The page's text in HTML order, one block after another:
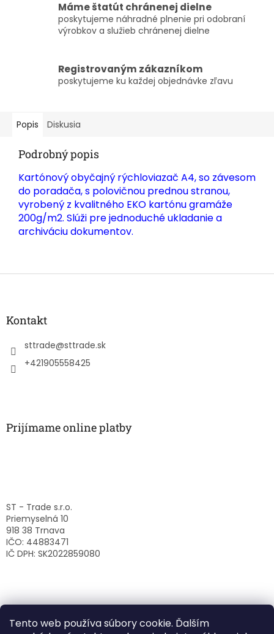
Tento web používa súbory cookie. Ďalším
Máme štatút chránenej dielne
poskytujeme náhradné plnenie pri odobraní
výrobkov a služieb chránenej dielne
Registrovaným zákazníkom
poskytujeme ku každej objednávke zľavu
Popis Diskusia
Podrobný popis
Kartónový obyčajný rýchloviazač A4, so závesom
do poradača, s polovičnou prednou stranou,
vyrobený z kvalitného EKO kartónu gramáže
200g/m2. Slúži pre jednoduché ukladanie a
archiváciu dokumentov.
Z
Kontakt
sttrade@sttrade.sk
+421905558425
Prijímame online platby
ST - Trade s.r.o.
Priemyselná 10
918 38 Trnava
IČO: 44883471
IČ DPH: SK2022859080